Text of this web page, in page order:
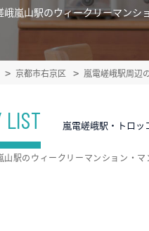
嵐山駅のウィークリーマン
京都市右京区 嵐電嵯峨駅周辺
LIST 嵐電嵯峨駅・トロ
駅のウィークリーマンション・